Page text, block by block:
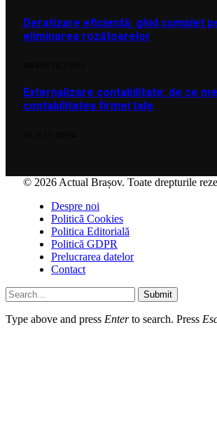
Deratizare eficientă: ghid complet
eliminarea rozătoarelor
Externalizare contabilitate: de ce
contabilitatea firmei tale
© 2026 Actual Brașov. Toate drepturile
Despre noi
Politică Cookies
Politica Editorială
Politică GDPR
Prelucrarea datelor
Contact
Submit
Type above and press Enterto search. Press